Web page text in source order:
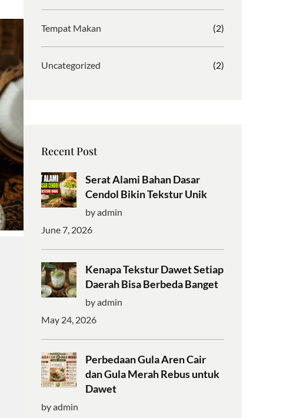
Tempat Makan (2)
Uncategorized (2)
Recent Post
Serat Alami Bahan Dasar
Cendol Bikin Tekstur Unik
by admin
June 7, 2026
Kenapa Tekstur Dawet Setiap
Daerah Bisa Berbeda Banget
by admin
May 24, 2026
Perbedaan Gula Aren Cair
dan Gula Merah Rebus untuk
Dawet
by admin